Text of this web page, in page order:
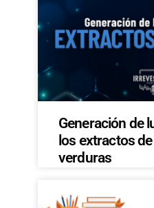
Generación de
los extractos
verduras